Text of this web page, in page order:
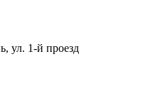
ул. 1-й проезд